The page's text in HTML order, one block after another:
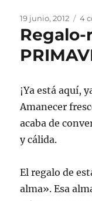
Publicado
el
19 junio, 2012 4
¡Ya está aquí,
Amanecer
acaba de
y cálida.
El regalo de
alma». Esa